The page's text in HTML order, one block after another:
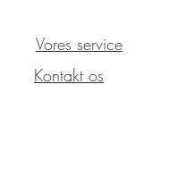
Vores service
Kontakt os